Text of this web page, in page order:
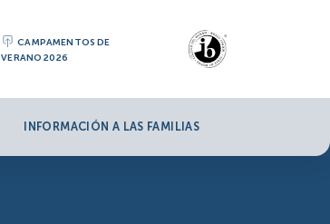
CAMPAMENTOS DE
VERANO 2026
INFORMACIÓN A LAS FAMILIAS